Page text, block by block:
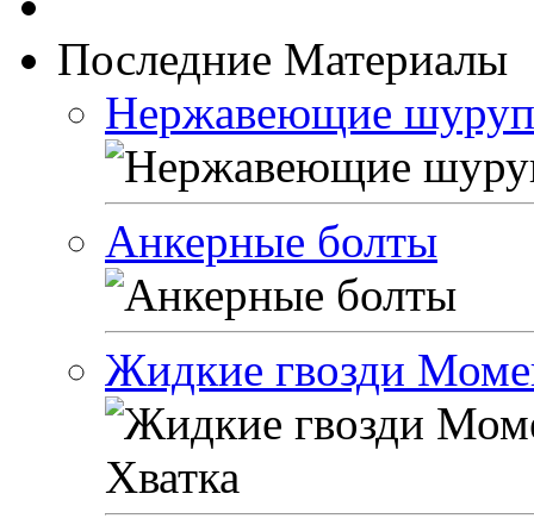
Последние Материалы
Нержавеющие
Анкерные болты
Жидкие гвозди